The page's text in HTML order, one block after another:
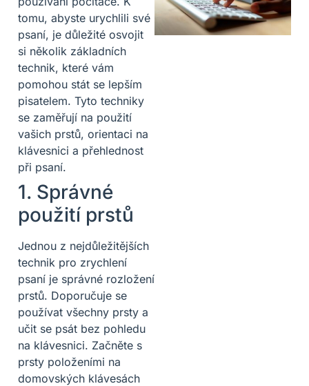
tomu, abyste urychlili své
psaní, je důležité osvojit
si několik základních
technik, které vám
pomohou stát se lepším
pisatelem. Tyto techniky
se zaměřují na použití
vašich prstů, orientaci na
klávesnici a přehlednost
při psaní.
1. Správné
použití prstů
Jednou z nejdůležitějších
technik pro zrychlení
psaní je správné rozložení
prstů. Doporučuje se
používat všechny prsty a
učit se psát bez pohledu
na klávesnici. Začněte s
prsty položeními na
domovských klávesách